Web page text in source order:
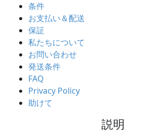
条件
お支払い＆配送
保証
私たちについて
お問い合わせ
発送条件
FAQ
Privacy Policy
助けて
説明